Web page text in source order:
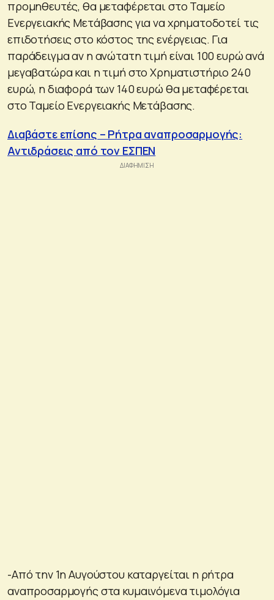
προμηθευτές, θα μεταφέρεται στο Ταμείο
Ενεργειακής Μετάβασης για να χρηματοδοτεί τις
επιδοτήσεις στο κόστος της ενέργειας. Για
παράδειγμα αν η ανώτατη τιμή είναι 100 ευρώ ανά
μεγαβατώρα και η τιμή στο Χρηματιστήριο 240
ευρώ, η διαφορά των 140 ευρώ θα μεταφέρεται
στο Ταμείο Ενεργειακής Μετάβασης.
Διαβάστε επίσης – Ρήτρα αναπροσαρμογής:
Αντιδράσεις από τον ΕΣΠΕΝ
-Από την 1η Αυγούστου καταργείται η ρήτρα
αναπροσαρμογής στα κυμαινόμενα τιμολόγια